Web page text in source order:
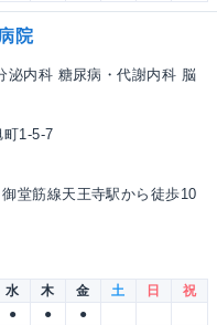
院
泌内科 糖尿病・代謝内科 脳
1-5-7
堂筋線天王寺駅から徒歩10
水 木 金 土 日
祝
● ● ●